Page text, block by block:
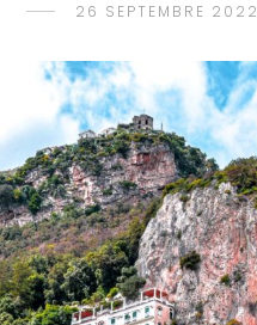
26 SEPTEMBRE 2022